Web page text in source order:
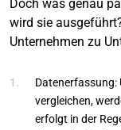
Doch was genau
wird sie
Unternehmen zu
Datenerfassung:
vergleichen,
erfolgt in der